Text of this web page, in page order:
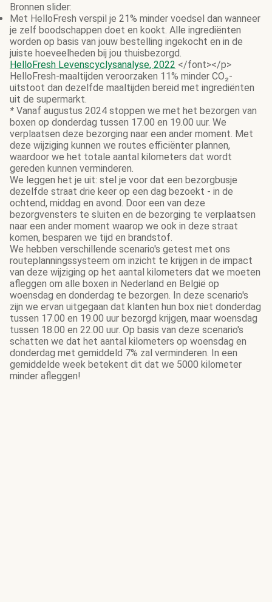
Bronnen slider:
Met HelloFresh verspil je 21% minder voedsel dan wanneer
je zelf boodschappen doet en kookt. Alle ingrediënten
worden op basis van jouw bestelling ingekocht en in de
juiste hoeveelheden bij jou thuisbezorgd.
HelloFresh Levenscyclysanalyse, 2022 </font></p>
HelloFresh-maaltijden veroorzaken 11% minder CO₂-
uitstoot dan dezelfde maaltijden bereid met ingrediënten
uit de supermarkt.
* Vanaf augustus 2024 stoppen we met het bezorgen van
boxen op donderdag tussen 17.00 en 19.00 uur. We
verplaatsen deze bezorging naar een ander moment. Met
deze wijziging kunnen we routes efficiënter plannen,
waardoor we het totale aantal kilometers dat wordt
gereden kunnen verminderen.
We leggen het je uit: stel je voor dat een bezorgbusje
dezelfde straat drie keer op een dag bezoekt - in de
ochtend, middag en avond. Door een van deze
bezorgvensters te sluiten en de bezorging te verplaatsen
naar een ander moment waarop we ook in deze straat
komen, besparen we tijd en brandstof.
We hebben verschillende scenario's getest met ons
routeplanningssysteem om inzicht te krijgen in de impact
van deze wijziging op het aantal kilometers dat we moeten
afleggen om alle boxen in Nederland en België op
woensdag en donderdag te bezorgen. In deze scenario's
zijn we ervan uitgegaan dat klanten hun box niet donderdag
tussen 17.00 en 19.00 uur bezorgd krijgen, maar woensdag
tussen 18.00 en 22.00 uur. Op basis van deze scenario's
schatten we dat het aantal kilometers op woensdag en
donderdag met gemiddeld 7% zal verminderen. In een
gemiddelde week betekent dit dat we 5000 kilometer
minder afleggen!